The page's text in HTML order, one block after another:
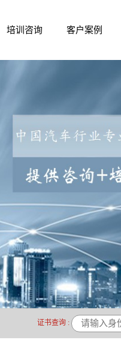
培训咨询 客户案例
证书查询 :